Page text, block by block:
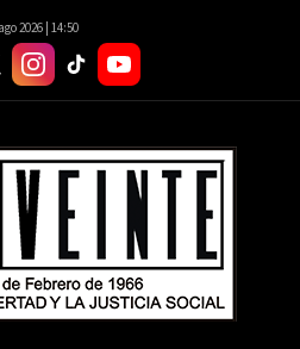
2026 | 14:50